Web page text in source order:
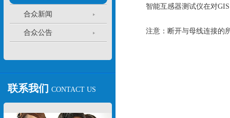
合众新闻
合众公告
联系我们 CONTACT US
智能互感器测试仪在对GIS
注意：断开与母线连接的